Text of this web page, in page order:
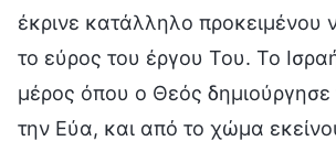
έκρινε κατάλληλο προκειμένου
το εύρος του έργου Του. Το
μέρος όπου ο Θεός δημιούργησε
την Εύα, και από το χώμα